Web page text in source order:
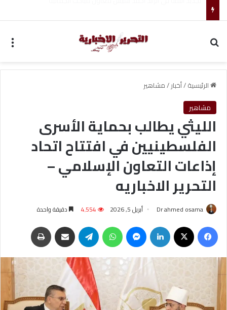
الرئيسية/أخبار/مشاهير
مشاهير
الليثي يطالب بحماية الأسرى
الفلسطينيين في افتتاح اتحاد
إذاعات التعاون الإسلامي –
التحرير الاخباريه
Dr ahmed osama أبريل 5, 2026 4٬554 دقيقة واحدة